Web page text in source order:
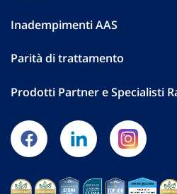
Inadempimenti AAS
Parità di trattamento
Prodotti Partner e Specialisti